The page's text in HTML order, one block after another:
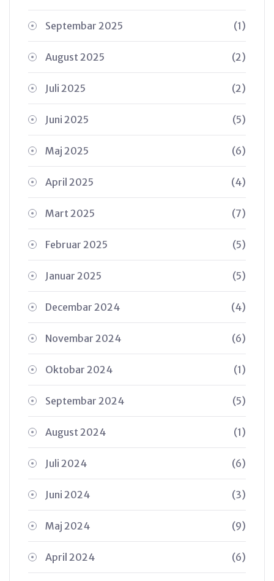
Septembar 2025 (1)
August 2025 (2)
Juli 2025 (2)
Juni 2025 (5)
Maj 2025 (6)
April 2025 (4)
Mart 2025 (7)
Februar 2025 (5)
Januar 2025 (5)
Decembar 2024 (4)
Novembar 2024 (6)
Oktobar 2024 (1)
Septembar 2024 (5)
August 2024 (1)
Juli 2024 (6)
Juni 2024 (3)
Maj 2024 (9)
April 2024 (6)